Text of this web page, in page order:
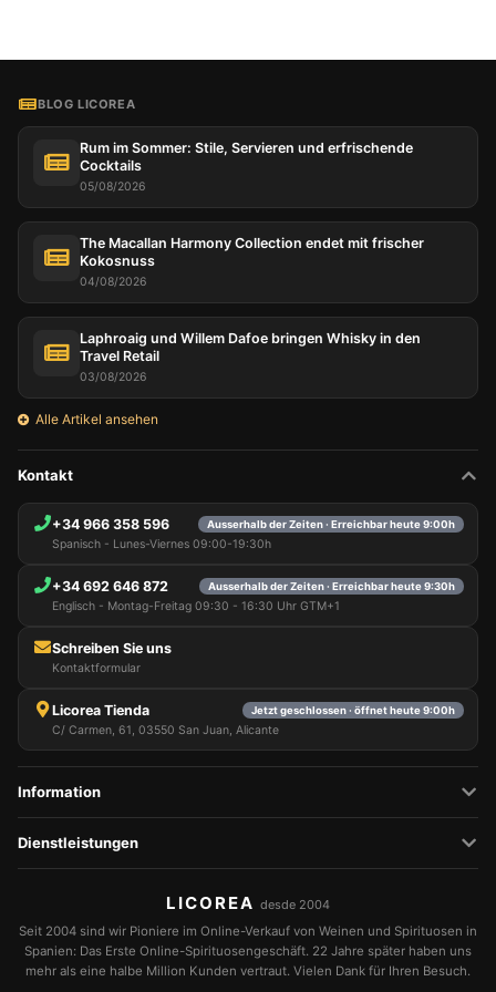
BLOG LICOREA
Rum im Sommer: Stile, Servieren und erfrischende
Cocktails
05/08/2026
The Macallan Harmony Collection endet mit frischer
Kokosnuss
04/08/2026
Laphroaig und Willem Dafoe bringen Whisky in den
Travel Retail
03/08/2026
Alle Artikel ansehen
Kontakt
+34 966 358 596 Ausserhalb der Zeiten · Erreichbar heute 9:00h
Spanisch - Lunes-Viernes 09:00-19:30h
+34 692 646 872 Ausserhalb der Zeiten · Erreichbar heute 9:30h
Englisch - Montag-Freitag 09:30 - 16:30 Uhr GTM+1
Schreiben Sie uns
Kontaktformular
Licorea Tienda Jetzt geschlossen · öffnet heute 9:00h
C/ Carmen, 61, 03550 San Juan, Alicante
Information
Dienstleistungen
LICOREA desde 2004
Seit 2004 sind wir Pioniere im Online-Verkauf von Weinen und Spirituosen in
Spanien: Das Erste Online-Spirituosengeschäft. 22 Jahre später haben uns
mehr als eine halbe Million Kunden vertraut. Vielen Dank für Ihren Besuch.